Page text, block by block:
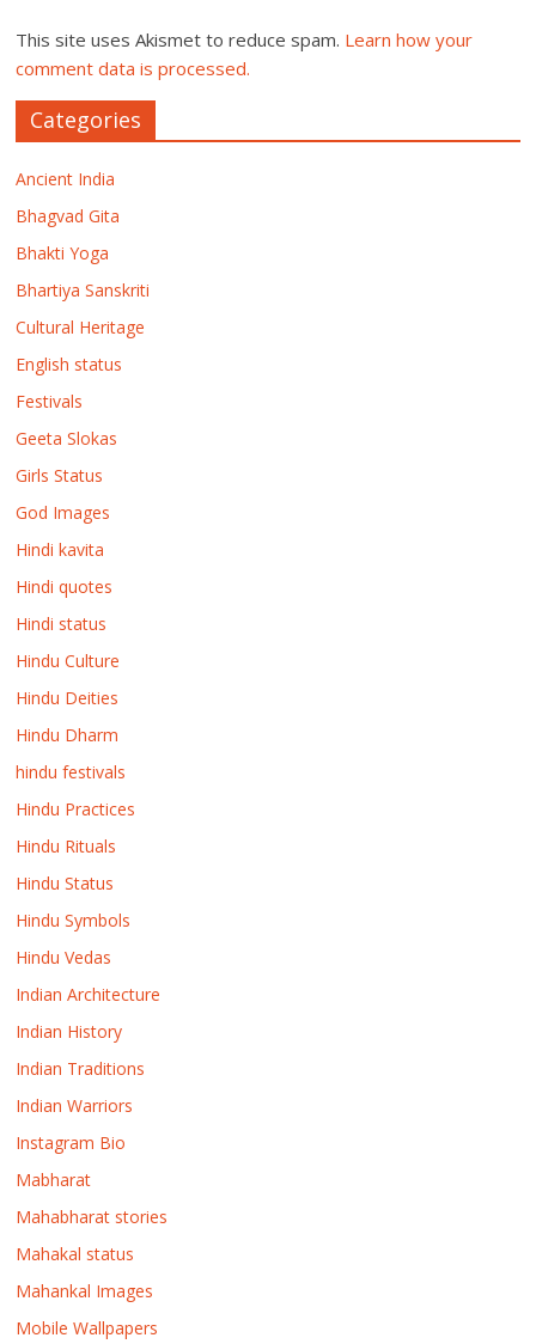
This site uses Akismet to reduce spam. Learn how your
comment data is processed.
Categories
Ancient India
Bhagvad Gita
Bhakti Yoga
Bhartiya Sanskriti
Cultural Heritage
English status
Festivals
Geeta Slokas
Girls Status
God Images
Hindi kavita
Hindi quotes
Hindi status
Hindu Culture
Hindu Deities
Hindu Dharm
hindu festivals
Hindu Practices
Hindu Rituals
Hindu Status
Hindu Symbols
Hindu Vedas
Indian Architecture
Indian History
Indian Traditions
Indian Warriors
Instagram Bio
Mabharat
Mahabharat stories
Mahakal status
Mahankal Images
Mobile Wallpapers